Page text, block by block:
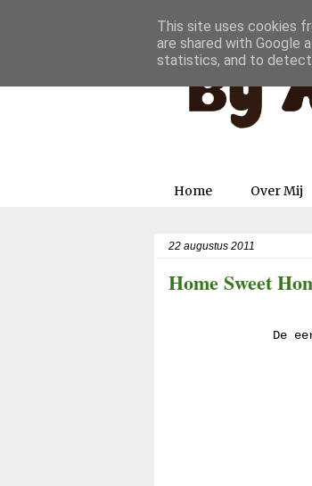
Home Over Mij
22 augustus 2011
Home Sweet
De
This site uses cookies
are shared with Google
statistics, and to detect